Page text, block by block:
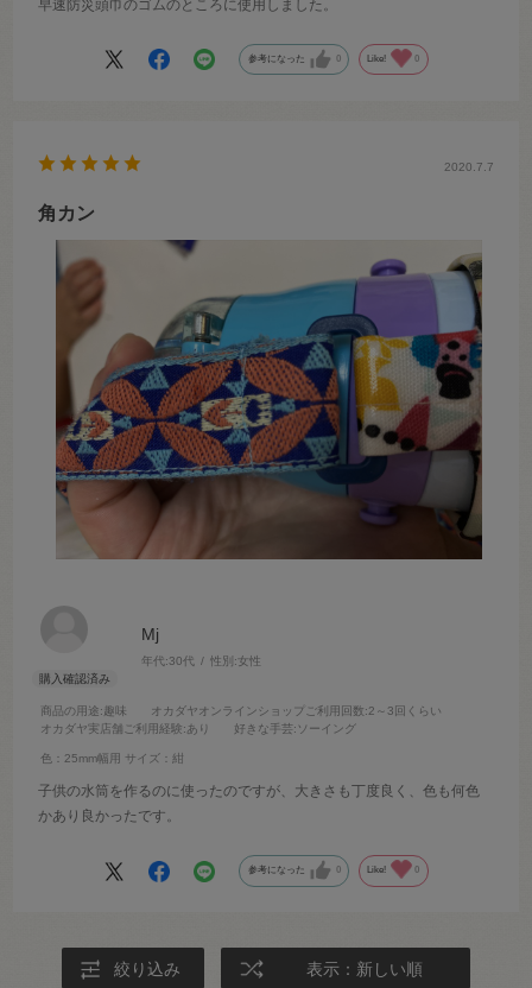
早速防災頭巾のゴムのところに使用しました。
参考になった 0 Like! 0
Mj
年代:30代 性別:女性
商品の用途:趣味 オカダヤオンラインショップご利用回数:2～3回くらい
オカダヤ実店舗ご利用経験:あり 好きな手芸:ソーイング
色：25mm幅用 サイズ：紺
2020.7.7
角カン
子供の水筒を作るのに使ったのですが、大きさも丁度良く、色も何色
かあり良かったです。
参考になった 0 Like! 0
絞り込み 表示：新しい順